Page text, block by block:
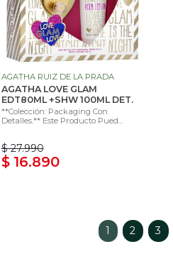
AGATHA RUIZ DE LA PRADA
AGATHA LOVE GLAM
EDT80ML +SHW 100ML DET.
**Colección: Packaging Con
Detalles.** Este Producto Pued...
$ 27.990
$ 16.890
1 2 3